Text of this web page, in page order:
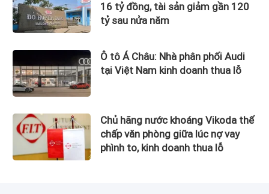
16 tỷ đồng, tài sản giảm gần 120
tỷ sau nửa năm
Ô tô Á Châu: Nhà phân phối Audi
tại Việt Nam kinh doanh thua lỗ
Chủ hãng nước khoáng Vikoda thế
chấp văn phòng giữa lúc nợ vay
phình to, kinh doanh thua lỗ